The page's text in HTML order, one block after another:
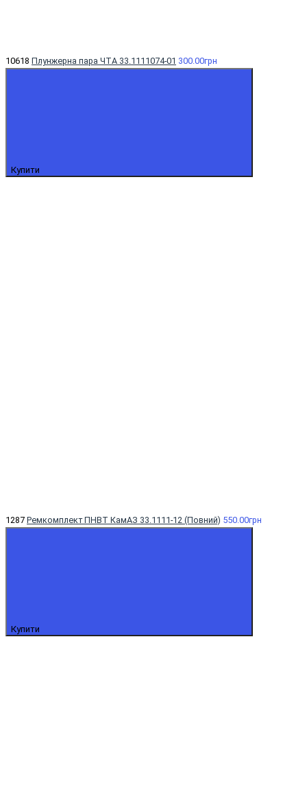
10618 Плунжерна пара ЧТА 33.1111074-01 300.00грн
Купити
1287 Ремкомплект ПНВТ КамАЗ 33.1111-12 (Повний) 550.00грн
Купити